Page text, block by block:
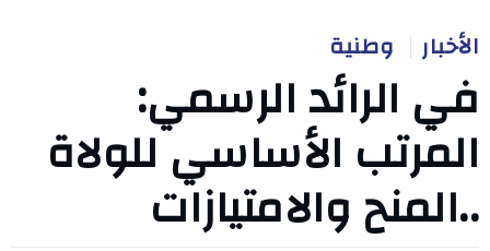
الأخبار وطنية
في الرائد الرسمي:
المرتب الأساسي للولاة
..المنح والامتيازات